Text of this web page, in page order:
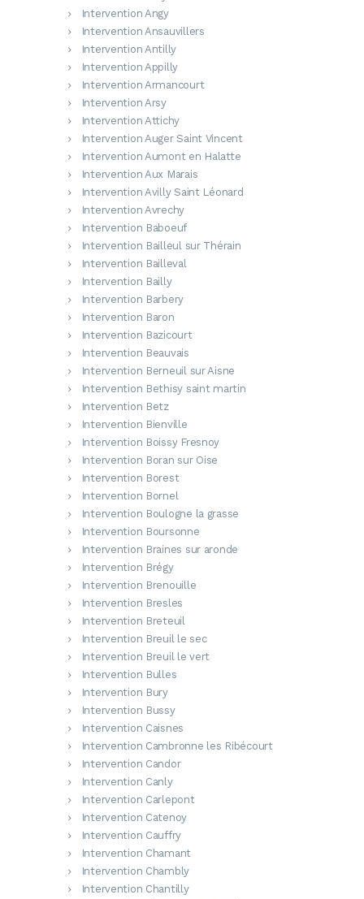
Intervention Angy
Intervention Ansauvillers
Intervention Antilly
Intervention Appilly
Intervention Armancourt
Intervention Arsy
Intervention Attichy
Intervention Auger Saint Vincent
Intervention Aumont en Halatte
Intervention Aux Marais
Intervention Avilly Saint Léonard
Intervention Avrechy
Intervention Baboeuf
Intervention Bailleul sur Thérain
Intervention Bailleval
Intervention Bailly
Intervention Barbery
Intervention Baron
Intervention Bazicourt
Intervention Beauvais
Intervention Berneuil sur Aisne
Intervention Bethisy saint martin
Intervention Betz
Intervention Bienville
Intervention Boissy Fresnoy
Intervention Boran sur Oise
Intervention Borest
Intervention Bornel
Intervention Boulogne la grasse
Intervention Boursonne
Intervention Braines sur aronde
Intervention Brégy
Intervention Brenouille
Intervention Bresles
Intervention Breteuil
Intervention Breuil le sec
Intervention Breuil le vert
Intervention Bulles
Intervention Bury
Intervention Bussy
Intervention Caisnes
Intervention Cambronne les Ribécourt
Intervention Candor
Intervention Canly
Intervention Carlepont
Intervention Catenoy
Intervention Cauffry
Intervention Chamant
Intervention Chambly
Intervention Chantilly